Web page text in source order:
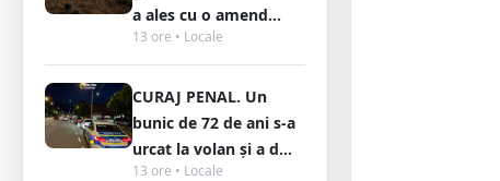
a ales cu o amend...
13 ore • Locale
CURAJ PENAL. Un
bunic de 72 de ani s-a
urcat la volan și a d...
13 ore • Locale